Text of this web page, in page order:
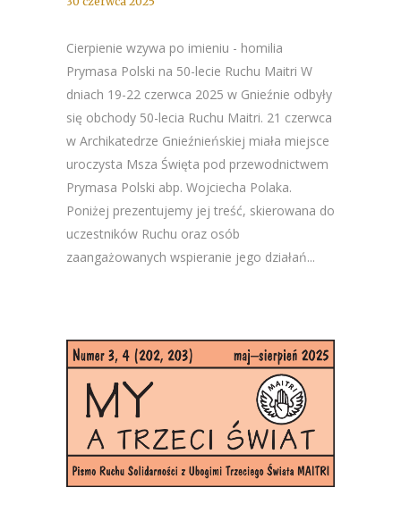
Cierpienie wzywa po imieniu - homilia
Prymasa Polski na 50-lecie Ruchu Maitri W
dniach 19-22 czerwca 2025 w Gnieźnie odbyły
się obchody 50-lecia Ruchu Maitri. 21 czerwca
w Archikatedrze Gnieźnieńskiej miała miejsce
uroczysta Msza Święta pod przewodnictwem
Prymasa Polski abp. Wojciecha Polaka.
Poniżej prezentujemy jej treść, skierowana do
uczestników Ruchu oraz osób
zaangażowanych wspieranie jego działań...